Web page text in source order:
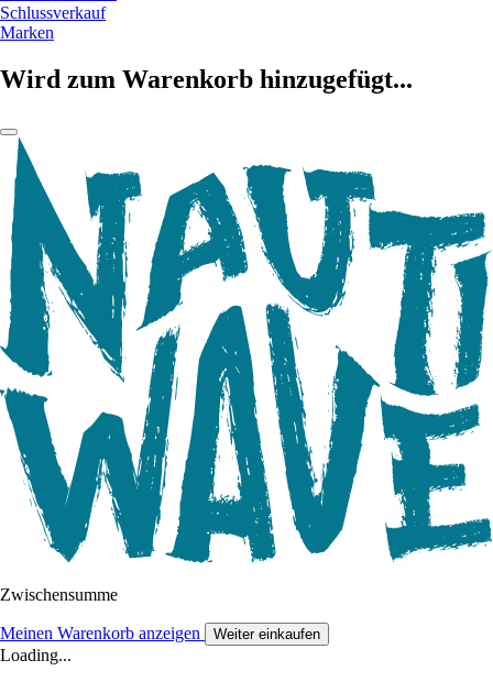
Schlussverkauf
Marken
Wird zum Warenkorb hinzugefügt...
Zwischensumme
Meinen Warenkorb anzeigen Weiter einkaufen
Loading...